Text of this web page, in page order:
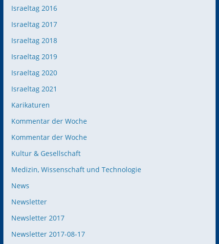
Israeltag 2016
Israeltag 2017
Israeltag 2018
Israeltag 2019
Israeltag 2020
Israeltag 2021
Karikaturen
Kommentar der Woche
Kommentar der Woche
Kultur & Gesellschaft
Medizin, Wissenschaft und Technologie
News
Newsletter
Newsletter 2017
Newsletter 2017-08-17